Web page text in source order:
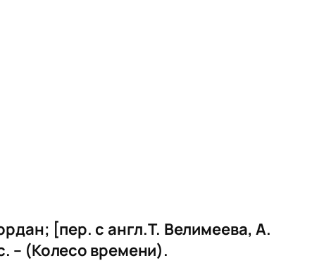
[пер. с англ.Т. Велимеева, А.
– (Колесо времени).